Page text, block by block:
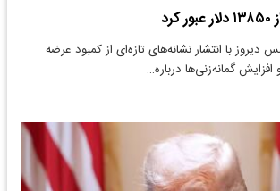
با انتشار نشانه‌های تازه‌ای از کمبود عرضه
گمانه‌زنی‌ها درباره…